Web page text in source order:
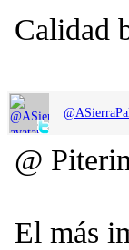
Calidad
@
El más